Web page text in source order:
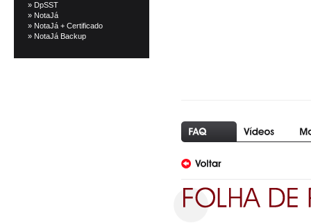
» DpSST
» NotaJá
» NotaJá + Certificado
» NotaJá Backup